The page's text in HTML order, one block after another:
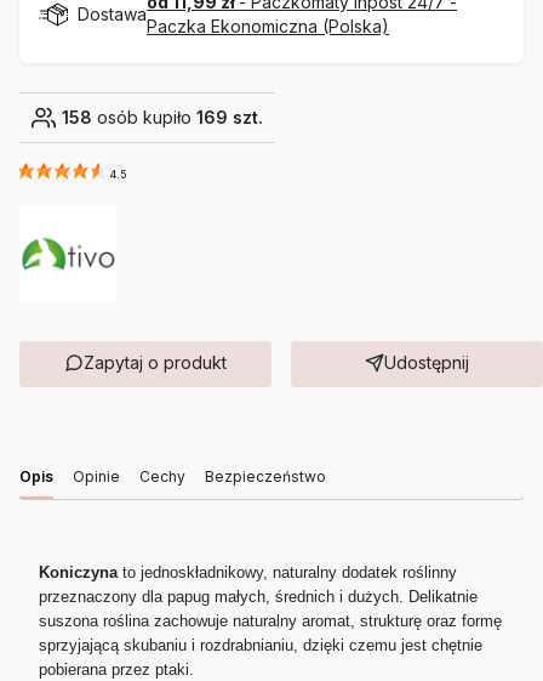
Dostawa
Paczka Ekonomiczna (Polska)
158 osób kupiło 169 szt.
4.5
Zapytaj o produkt Udostępnij
Opis Opinie Cechy Bezpieczeństwo
Koniczynato jednoskładnikowy, naturalny dodatek roślinny
przeznaczony dla papug małych, średnich i dużych. Delikatnie
suszona roślina zachowuje naturalny aromat, strukturę oraz formę
sprzyjającą skubaniu i rozdrabnianiu, dzięki czemu jest chętnie
pobierana przez ptaki.